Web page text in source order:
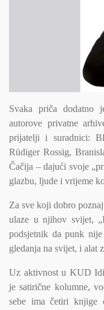
Svaka priča dodatno
autorove privatne
prijatelji i suradnici:
Rüdiger Rossig,
Čačija – dajući svoje
glazbu, ljude i vrijeme
Za sve koji dobro
ulaze u njihov svijet,
podsjetnik da punk
gledanja na svijet, i alat
Uz aktivnost u KUD
je satirične kolumne,
sebe ima četiri knjige